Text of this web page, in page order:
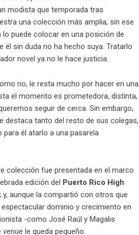
modista que temporada tras
una colección más amplia, sin ese
lo puede colocar en una posición de
él sin duda no ha hecho suya. Tratarlo
novel ya no le hace justicia.
no, le resta mucho por hacer en una
el momento es prometedora, distinta,
seguir de cerca. Sin embargo,
destaca tanto del resto de sus colegas,
para él atarlo a una pasarela
colección fue presentada en el marco
edición del Puerto Rico High
y, aunque la compartió con otros que
dominio y crecimiento en
-como José Raúl y Magalis
venue le queda pequeño.